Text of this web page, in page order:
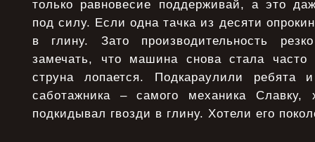
только равновесие поддерживай, а это
под силу. Если одна тачка из десяти
в глину. Зато производительность
замечать, что машина снова стала
струна лопается. Подкараулили ребята
саботажника – самого механика Славку,
подкидывал гвозди в глину. Хотели его